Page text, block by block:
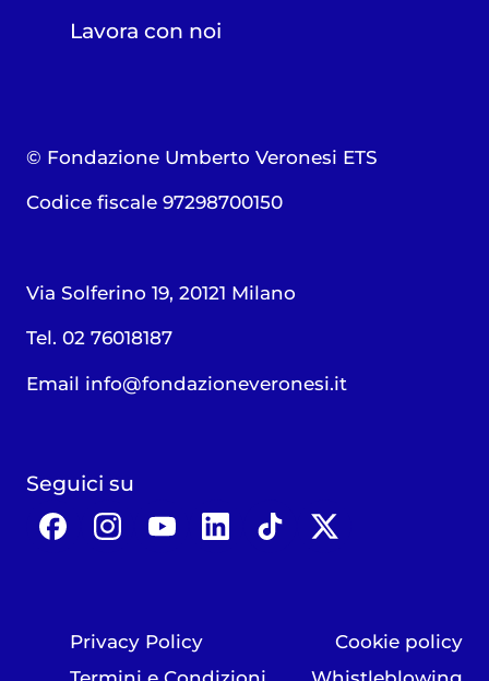
Lavora con noi
© Fondazione Umberto Veronesi ETS
Codice fiscale 97298700150
Via Solferino 19, 20121 Milano
Tel. 02 76018187
Email info@fondazioneveronesi.it
Seguici su
Privacy Policy
Cookie policy